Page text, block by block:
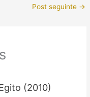
Post seguinte →
(2010)